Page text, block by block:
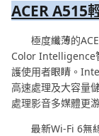
ACER A515
極度纖薄的
Color Intelligence
護使用者眼睛。
高速處理及大容量
處理影音多媒體更
最新Wi-Fi 6無線